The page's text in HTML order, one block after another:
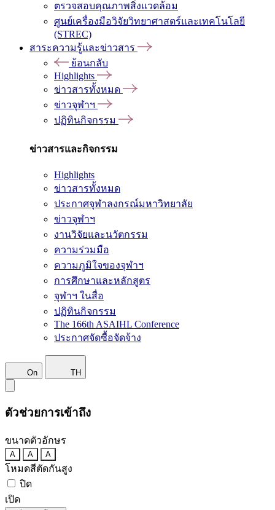
ตรวจสอบคุณภาพสิ่งแวดล้อม
ศูนย์เครื่องมือวิจัยวิทยาศาสตร์และเทคโนโลยี
(STREC)
สาระความรู้และข่าวสาร
ย้อนกลับ
Highlights
ข่าวสารทั้งหมด
ข่าวจุฬาฯ
ปฏิทินกิจกรรม
ข่าวสารและกิจกรรม
Highlights
ข่าวสารทั้งหมด
ประกาศจุฬาลงกรณ์มหาวิทยาลัย
ข่าวจุฬาฯ
งานวิจัยและนวัตกรรม
ความร่วมมือ
ความภูมิใจของจุฬาฯ
การศึกษาและหลักสูตร
จุฬาฯ ในสื่อ
ปฏิทินกิจกรรม
The 166th ASAIHL Conference
ประกาศจัดซื้อจัดจ้าง
On TH
ตัวช่วยการเข้าถึง
ขนาดตัวอักษร
A A A
โหมดสีตัดกันสูง
ปิด
เปิด